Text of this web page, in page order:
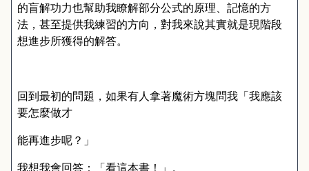
的盲解功力也幫助我瞭解部分公式的原理、記憶的方
法，甚至提供我練習的方向，對我來說其實就是現階段
想進步所獲得的解答。
回到最初的問題，如果有人拿著魔術方塊問我「我應該
要怎麼做才
能再進步呢？」
我想我會回答：「看這本書！」。